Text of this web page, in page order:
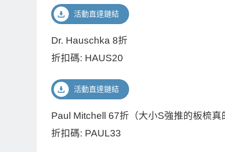
活動直達鏈結
Dr. Hauschka 8折
折扣碼: HAUS20
活動直達鏈結
Paul Mitchell 67折（大小S強推的板梳真
折扣碼: PAUL33